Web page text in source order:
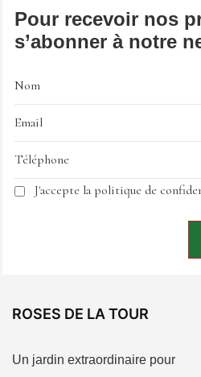
Pour recevoir nos
s’abonner à notre
J'accepte la politique de
ROSES DE LA TOUR
Un jardin extraordinaire pour